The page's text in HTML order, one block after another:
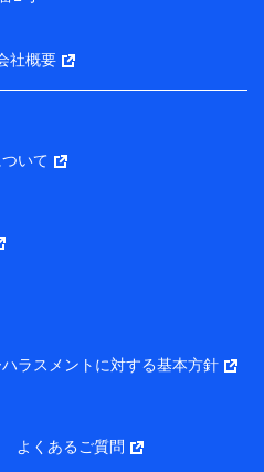
ご契約内容等のパーソナルデ
の趣味・嗜好・傾向に応じた
ご提案や広告の配信等を行う
の実施のため
等の実施のため
管理等付帯業務を行うため
ンシャルグループ 代表取締役
14-10 アーバンネット日本橋
ランス 代表取締役社長 吉
社概要
いて
ラスメントに対する基本方針
よくあるご質問